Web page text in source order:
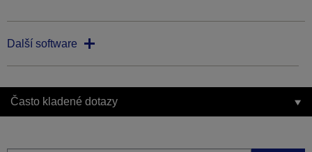
Další software
Často kladené dotazy